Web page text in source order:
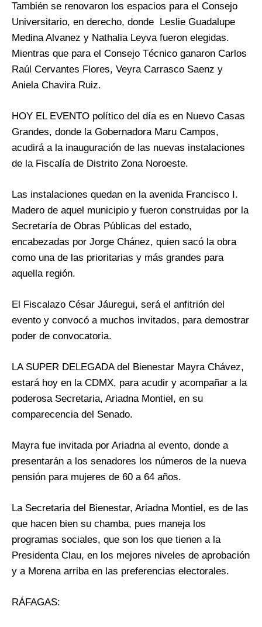
También se renovaron los espacios para el Consejo
Universitario, en derecho, donde Leslie Guadalupe
Medina Alvanez y Nathalia Leyva fueron elegidas.
Mientras que para el Consejo Técnico ganaron Carlos
Raúl Cervantes Flores, Veyra Carrasco Saenz y
Aniela Chavira Ruiz.
HOY EL EVENTO político del día es en Nuevo Casas
Grandes, donde la Gobernadora Maru Campos,
acudirá a la inauguración de las nuevas instalaciones
de la Fiscalía de Distrito Zona Noroeste.
Las instalaciones quedan en la avenida Francisco I.
Madero de aquel municipio y fueron construidas por la
Secretaría de Obras Públicas del estado,
encabezadas por Jorge Chánez, quien sacó la obra
como una de las prioritarias y más grandes para
aquella región.
El Fiscalazo César Jáuregui, será el anfitrión del
evento y convocó a muchos invitados, para demostrar
poder de convocatoria.
LA SUPER DELEGADA del Bienestar Mayra Chávez,
estará hoy en la CDMX, para acudir y acompañar a la
poderosa Secretaria, Ariadna Montiel, en su
comparecencia del Senado.
Mayra fue invitada por Ariadna al evento, donde a
presentarán a los senadores los números de la nueva
pensión para mujeres de 60 a 64 años.
La Secretaria del Bienestar, Ariadna Montiel, es de las
que hacen bien su chamba, pues maneja los
programas sociales, que son los que tienen a la
Presidenta Clau, en los mejores niveles de aprobación
y a Morena arriba en las preferencias electorales.
RÁFAGAS: